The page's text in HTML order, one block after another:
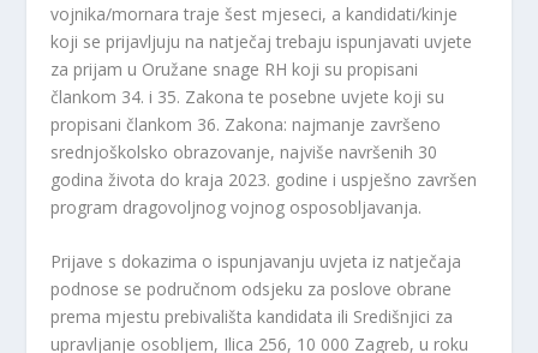
vojnika/mornara traje šest mjeseci, a kandidati/kinje
koji se prijavljuju na natječaj trebaju ispunjavati uvjete
za prijam u Oružane snage RH koji su propisani
člankom 34. i 35. Zakona te posebne uvjete koji su
propisani člankom 36. Zakona: najmanje završeno
srednjoškolsko obrazovanje, najviše navršenih 30
godina života do kraja 2023. godine i uspješno završen
program dragovoljnog vojnog osposobljavanja.
Prijave s dokazima o ispunjavanju uvjeta iz natječaja
podnose se područnom odsjeku za poslove obrane
prema mjestu prebivališta kandidata ili Središnjici za
upravljanje osobljem, Ilica 256, 10 000 Zagreb, u roku